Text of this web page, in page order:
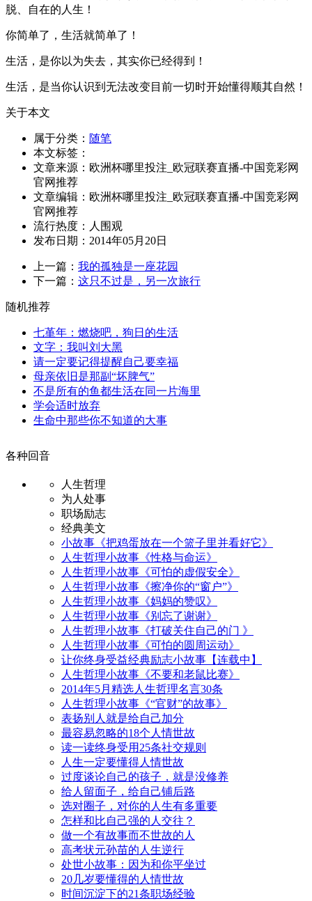
脱、自在的人生！
你简单了，生活就简单了！
生活，是你以为失去，其实你已经得到！
生活，是当你认识到无法改变目前一切时开始懂得顺其自然！
关于本文
属于分类： 随笔
本文标签：
文章来源：欧洲杯哪里投注_欧冠联赛直播-中国竞彩网
官网推荐
文章编辑：欧洲杯哪里投注_欧冠联赛直播-中国竞彩网
官网推荐
流行热度： 人围观
发布日期：2014年05月20日
上一篇： 我的孤独是一座花园
下一篇： 这只不过是，另一次旅行
随机推荐
七堇年：燃烧吧，狗日的生活
文字：我叫刘大黑
请一定要记得提醒自己要幸福
母亲依旧是那副“坏脾气”
不是所有的鱼都生活在同一片海里
学会适时放弃
生命中那些你不知道的大事
各种回音
人生哲理
为人处事
职场励志
经典美文
小故事《把鸡蛋放在一个篮子里并看好它》
人生哲理小故事《性格与命运》
人生哲理小故事《可怕的虚假安全》
人生哲理小故事《擦净你的“窗户”》
人生哲理小故事《妈妈的赞叹》
人生哲理小故事《别忘了谢谢》
人生哲理小故事《打破关住自己的门 》
人生哲理小故事《可怕的圆周运动》
让你终身受益经典励志小故事【连载中】
人生哲理小故事《不要和老鼠比赛》
2014年5月精选人生哲理名言30条
人生哲理小故事《“官财”的故事》
表扬别人就是给自己加分
最容易忽略的18个人情世故
读一读终身受用25条社交规则
人生一定要懂得人情世故
过度谈论自己的孩子，就是没修养
给人留面子，给自己铺后路
选对圈子，对你的人生有多重要
怎样和比自己强的人交往？
做一个有故事而不世故的人
高考状元孙苗的人生逆行
处世小故事：因为和你平坐过
20几岁要懂得的人情世故
时间沉淀下的21条职场经验